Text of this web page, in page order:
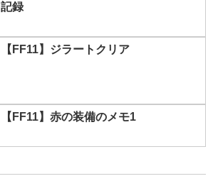
記録
【FF11】ジラートクリア
【FF11】赤の装備のメモ1